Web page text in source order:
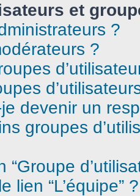
et
?
?
devenir un
groupes
“Groupe
lien “L’équipe” ?